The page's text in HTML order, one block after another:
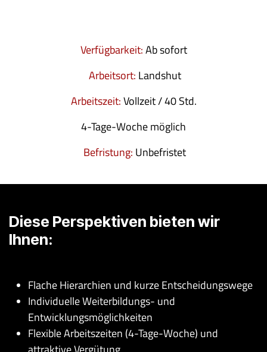
Verfügbarkeit:Ab sofort
Arbeitsort: Landshut
Arbeitszeit:Vollzeit / 40 Std.
4-Tage-Woche möglich
Befristung: Unbefristet
Diese Perspektiven bieten wir
Ihnen:
Flache Hierarchien und kurze Entscheidungswege
Individuelle Weiterbildungs- und
Entwicklungsmöglichkeiten
Flexible Arbeitszeiten (4-Tage-Woche) und